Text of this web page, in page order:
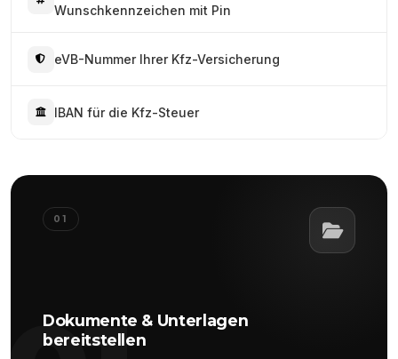
Wunschkennzeichen mit Pin
eVB-Nummer Ihrer Kfz-Versicherung
IBAN für die Kfz-Steuer
01
Dokumente & Unterlagen
bereitstellen